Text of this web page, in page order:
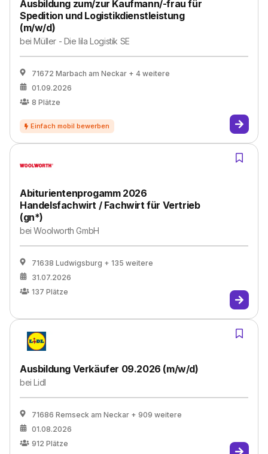
Ausbildung zum/zur Kaufmann/-frau für
Spedition und Logistikdienstleistung
(m/w/d)
beiMüller - Die lila Logistik SE
71672 Marbach am Neckar + 4 weitere
01.09.2026
8 Plätze
Abiturientenprogamm 2026
Handelsfachwirt / Fachwirt für Vertrieb
(gn*)
beiWoolworth GmbH
71638 Ludwigsburg + 135 weitere
31.07.2026
137 Plätze
Ausbildung Verkäufer 09.2026 (m/w/d)
beiLidl
71686 Remseck am Neckar + 909 weitere
01.08.2026
912 Plätze